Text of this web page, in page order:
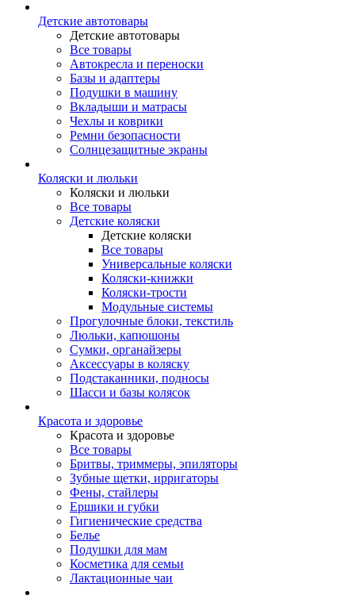
Детские автотовары
Детские автотовары
Все товары
Автокресла и переноски
Базы и адаптеры
Подушки в машину
Вкладыши и матрасы
Чехлы и коврики
Ремни безопасности
Солнцезащитные экраны
Коляски и люльки
Коляски и люльки
Все товары
Детские коляски
Детские коляски
Все товары
Универсальные коляски
Коляски-книжки
Коляски-трости
Модульные системы
Прогулочные блоки, текстиль
Люльки, капюшоны
Сумки, органайзеры
Аксессуары в коляску
Подстаканники, подносы
Шасси и базы колясок
Красота и здоровье
Красота и здоровье
Все товары
Бритвы, триммеры, эпиляторы
Зубные щетки, ирригаторы
Фены, стайлеры
Ершики и губки
Гигиенические средства
Белье
Подушки для мам
Косметика для семьи
Лактационные чаи